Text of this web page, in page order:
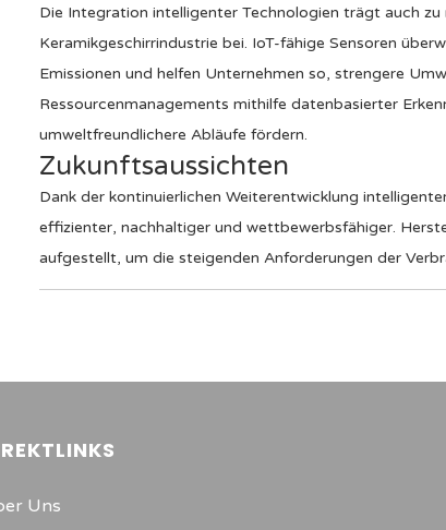
Die Integration intelligenter Technologien trägt auch
Keramikgeschirrindustrie bei. IoT-fähige Sensoren
Emissionen und helfen Unternehmen so, strengere
Ressourcenmanagements mithilfe datenbasierter
umweltfreundlichere Abläufe fördern.
Zukunftsaussichten
Dank der kontinuierlichen Weiterentwicklung
effizienter, nachhaltiger und wettbewerbsfähiger.
aufgestellt, um die steigenden Anforderungen der
Uns